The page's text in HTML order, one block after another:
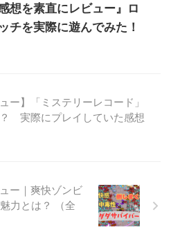
想を素直にレビュー』ロ
チを実際に遊んでみた！
ー】「ミステリーレコード」
実際にプレイしていた感想
ー｜爽快ゾンビ
力とは？ （全